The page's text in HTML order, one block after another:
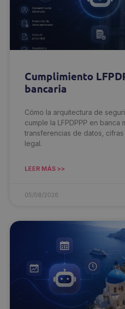
Cumplimiento
bancaria
Cómo la arquitectura de
cumple la LFPDPPP en banca
transferencias de datos,
legal.
LEER MÁS >>
05/08/2026